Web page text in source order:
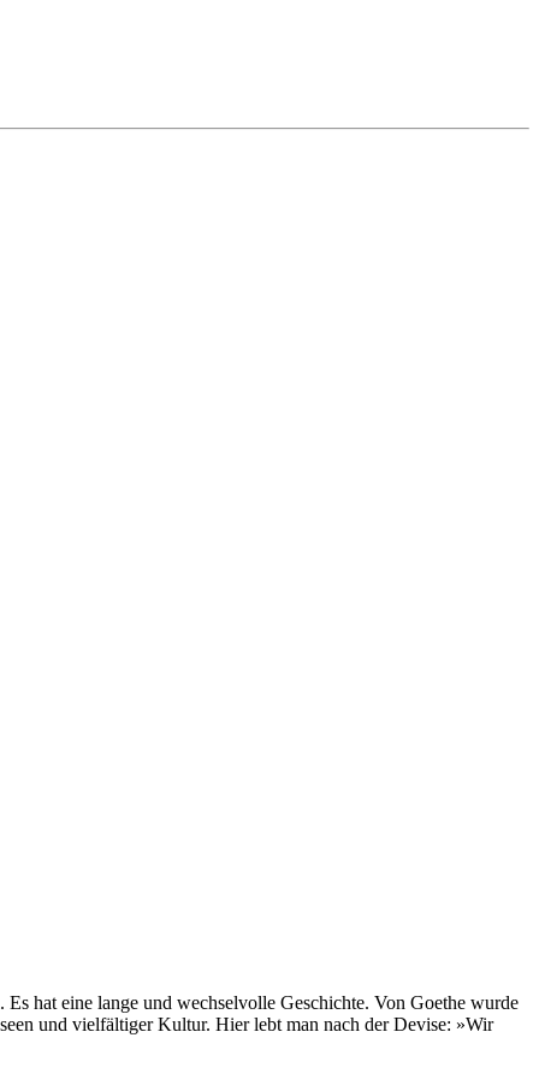
Es hat eine lange und wechselvolle Geschichte. Von Goethe wurde
und vielfältiger Kultur. Hier lebt man nach der Devise: »Wir